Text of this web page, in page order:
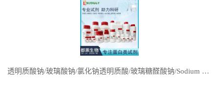
透明质酸钠/玻璃酸钠/氯化钠透明质酸/玻璃糖醛酸钠/Sodium hyaluronate